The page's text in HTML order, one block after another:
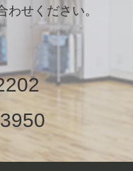
わせください。